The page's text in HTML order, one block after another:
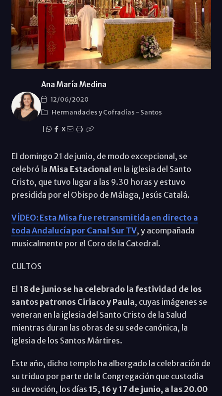
Ana María Medina
12/06/2020
Hermandades y Cofradías - Santos
X
El domingo 21 de junio, de modo excepcional, se
celebró la Misa Estacional en la iglesia del Santo
Cristo, que tuvo lugar a las 9.30 horas y estuvo
presidida por el Obispo de Málaga, Jesús Catalá.
VÍDEO: Esta Misa fue retransmitida en directo a
toda Andalucía por Canal Sur TV, y acompañada
musicalmente por el Coro de la Catedral.
CULTOS
El 18 de junio se ha celebrado la festividad de los
santos patronos Ciriaco y Paula, cuyas imágenes se
veneran en la iglesia del Santo Cristo de la Salud
mientras duran las obras de su sede canónica, la
iglesia de los Santos Mártires.
Este año, dicho templo ha albergado la celebración de
su triduo por parte de la Congregación que custodia
su devoción, los días 15, 16 y 17 de junio, a las 20.00